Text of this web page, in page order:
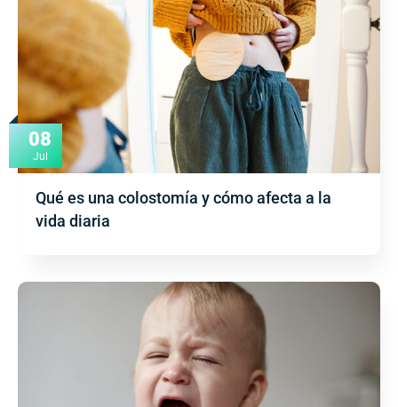
08
Jul
Qué es una colostomía y cómo afecta a la
vida diaria